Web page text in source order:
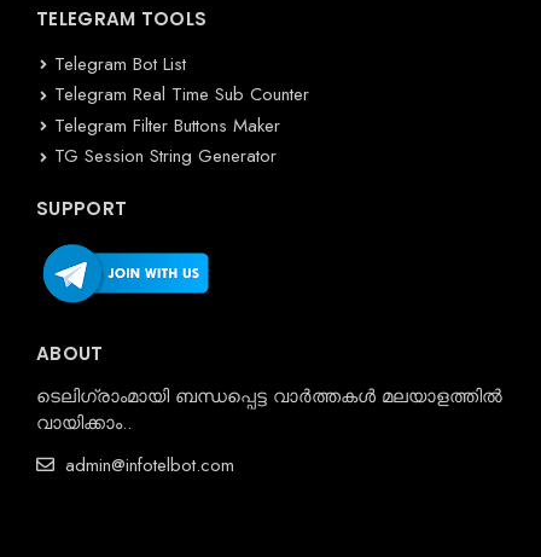
TELEGRAM TOOLS
Telegram Bot List
Telegram Real Time Sub Counter
Telegram Filter Buttons Maker
TG Session String Generator
SUPPORT
ABOUT
ടെലിഗ്രാംമായി ബന്ധപ്പെട്ട വാർത്തകൾ മലയാളത്തിൽ
വായിക്കാം..
admin@infotelbot.com